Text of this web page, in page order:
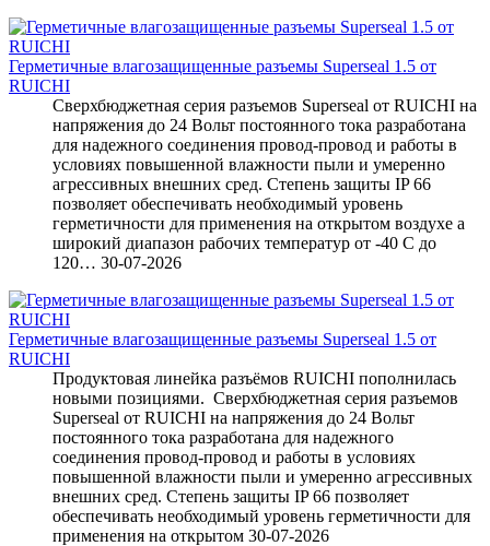
Герметичные влагозащищенные разъемы Superseal 1.5 от
RUICHI
Сверхбюджетная серия разъемов Superseal от RUICHI на
напряжения до 24 Вольт постоянного тока разработана
для надежного соединения провод-провод и работы в
условиях повышенной влажности пыли и умеренно
агрессивных внешних сред. Степень защиты IP 66
позволяет обеспечивать необходимый уровень
герметичности для применения на открытом воздухе а
широкий диапазон рабочих температур от -40 С до
120… 30-07-2026
Герметичные влагозащищенные разъемы Superseal 1.5 от
RUICHI
Продуктовая линейка разъёмов RUICHI пополнилась
новыми позициями. Сверхбюджетная серия разъемов
Superseal от RUICHI на напряжения до 24 Вольт
постоянного тока разработана для надежного
соединения провод-провод и работы в условиях
повышенной влажности пыли и умеренно агрессивных
внешних сред. Степень защиты IP 66 позволяет
обеспечивать необходимый уровень герметичности для
применения на открытом 30-07-2026